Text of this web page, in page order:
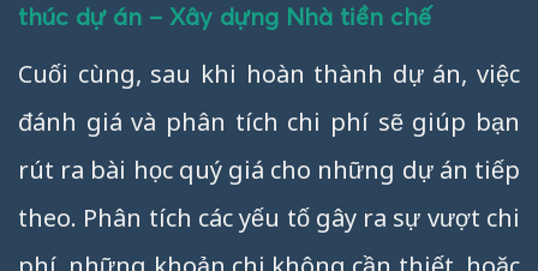
thúc dự án – Xây dựng Nhà tiền chế
Cuối cùng, sau khi hoàn thành dự án, việc
đánh giá và phân tích chi phí sẽ giúp bạn
rút ra bài học quý giá cho những dự án tiếp
theo. Phân tích các yếu tố gây ra sự vượt chi